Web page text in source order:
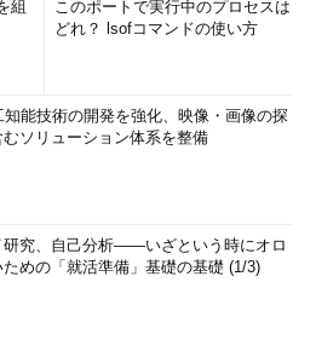
組
このポートで実行中のプロセスは
どれ？ lsofコマンドの使い方
知能技術の開発を強化、映像・画像の探
ソリューション体系を整備
研究、自己分析――いざという時にオロ
ための「就活準備」基礎の基礎 (1/3)